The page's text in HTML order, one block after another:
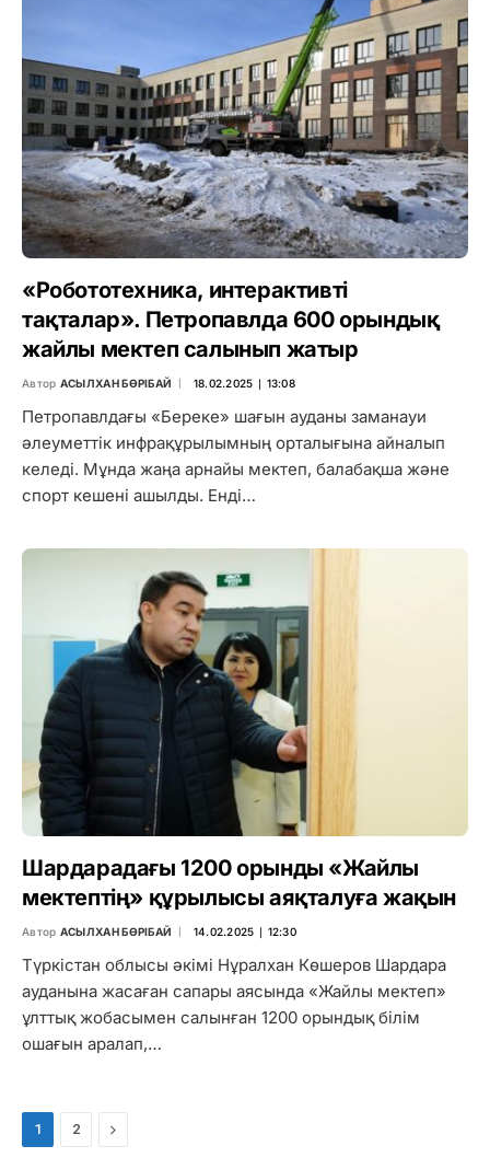
«Робототехника, интерактивті
тақталар». Петропавлда 600 орындық
жайлы мектеп салынып жатыр
Автор АСЫЛХАН БӨРІБАЙ 18.02.2025 ∣ 13:08
Петропавлдағы «Береке» шағын ауданы заманауи
әлеуметтік инфрақұрылымның орталығына айналып
келеді. Мұнда жаңа арнайы мектеп, балабақша және
спорт кешені ашылды. Енді…
Шардарадағы 1200 орынды «Жайлы
мектептің» құрылысы аяқталуға жақын
Автор АСЫЛХАН БӨРІБАЙ 14.02.2025 ∣ 12:30
Түркістан облысы әкімі Нұралхан Көшеров Шардара
ауданына жасаған сапары аясында «Жайлы мектеп»
ұлттық жобасымен салынған 1200 орындық білім
ошағын аралап,…
1 2 Next